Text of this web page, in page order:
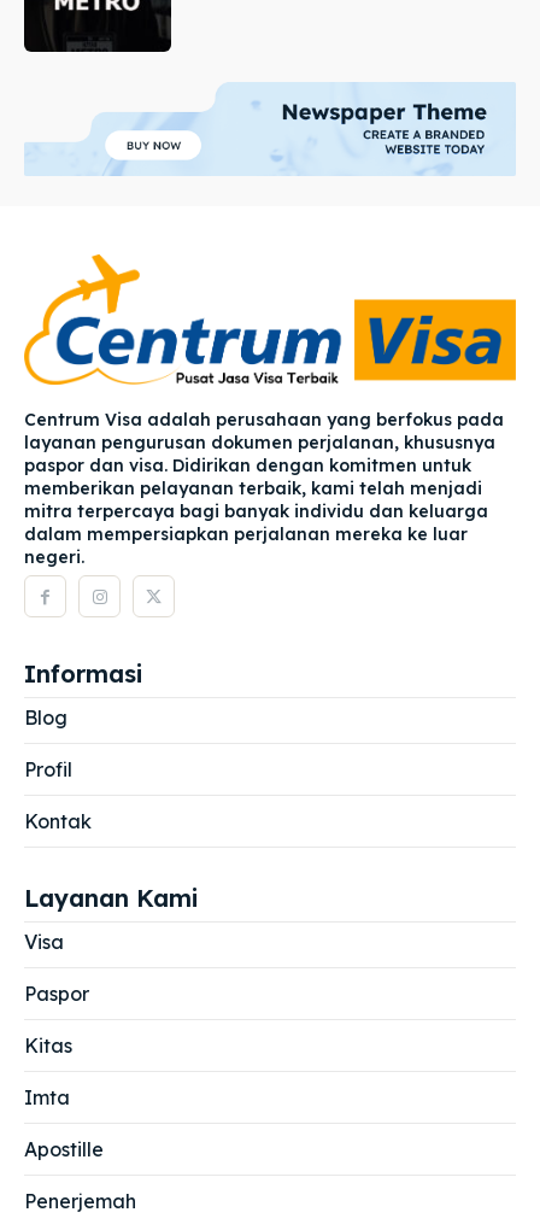
Centrum Visa adalah perusahaan yang berfokus pada
layanan pengurusan dokumen perjalanan, khususnya
paspor dan visa. Didirikan dengan komitmen untuk
memberikan pelayanan terbaik, kami telah menjadi
mitra terpercaya bagi banyak individu dan keluarga
dalam mempersiapkan perjalanan mereka ke luar
negeri.
Informasi
Blog
Profil
Kontak
Layanan Kami
Visa
Paspor
Kitas
Imta
Apostille
Penerjemah